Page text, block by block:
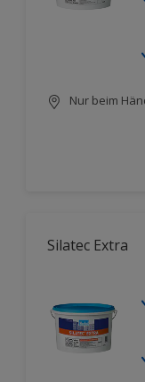
Nur beim
Silatec Extra